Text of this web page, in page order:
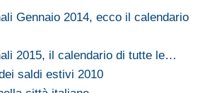
Gennaio 2014, ecco il calendario
2015, il calendario di tutte le…
saldi estivi 2010